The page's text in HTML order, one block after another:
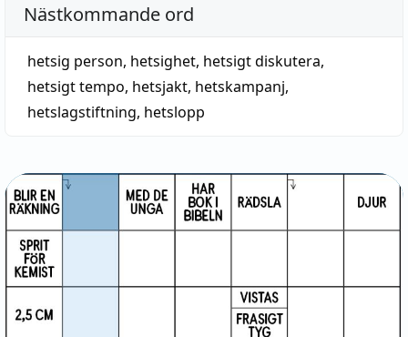
Nästkommande ord
hetsig person, hetsighet, hetsigt diskutera,
hetsigt tempo, hetsjakt, hetskampanj,
hetslagstiftning, hetslopp